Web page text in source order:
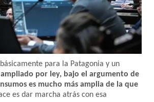
para la Patagonia y un
por ley, bajo el argumento de
es mucho más amplia de la que
es dar marcha atrás con esa